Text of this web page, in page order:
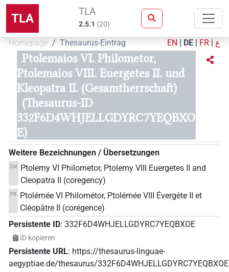
TLA TLA
2.5.1 (20)
Homepage Thesaurus-Eintrag EN | DE | FR | ع
Ptolemaios VI. Philometor,
Ptolemaios VIII. Euergetes II. und
Kleopatra II. (Gesamtherrschaft)
(Thesaurus-ID
332F6D4WHJELLGDYRC7YEQBXO
E)
Weitere Bezeichnungen / Übersetzungen
EN
Ptolemy VI Philometor, Ptolemy VIII Euergetes II and
Cleopatra II (coregency)
FR
Ptolémée VI Philométor, Ptolémée VIII Évergète II et
Cléopâtre II (corégence)
Persistente ID: 332F6D4WHJELLGDYRC7YEQBXOE
ID kopieren
Persistente URL: https://thesaurus-linguae-
aegyptiae.de/thesaurus/332F6D4WHJELLGDYRC7YEQBXOE